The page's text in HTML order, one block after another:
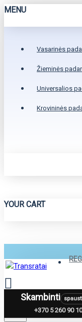
MENU
Vasarinės
Žieminės
Universalios
Krovininės
YOUR CART
MenuSkambinti
+370 5 260 90 10